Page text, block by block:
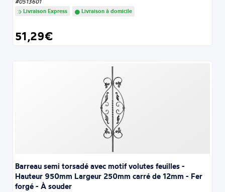
Livraison Express
Livraison à domicile
51,29€
Barreau semi torsadé avec motif volutes feuilles -
Hauteur 950mm Largeur 250mm carré de 12mm - Fer
forgé - À souder